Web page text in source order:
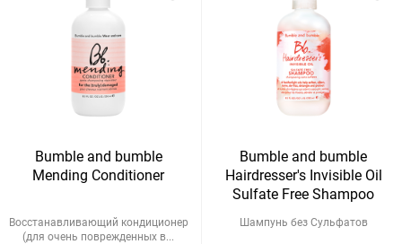
Bumble and bumble
Mending Сonditioner
Восстанавливающий кондиционер
(для очень поврежденных в...
Bumble and bumble
Hairdresser's Invisible Oil
Sulfate Free Shampoo
Шампунь без Сульфатов